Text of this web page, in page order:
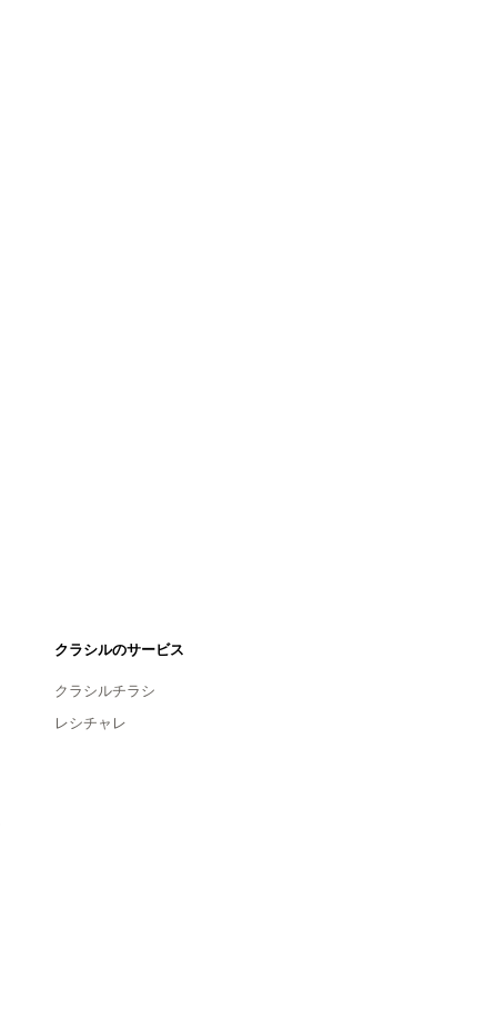
クラシルのサービス
クラシルチラシ
レシチャレ